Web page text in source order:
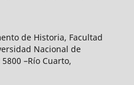
de Historia, Facultad
Nacional de
–Río Cuarto,